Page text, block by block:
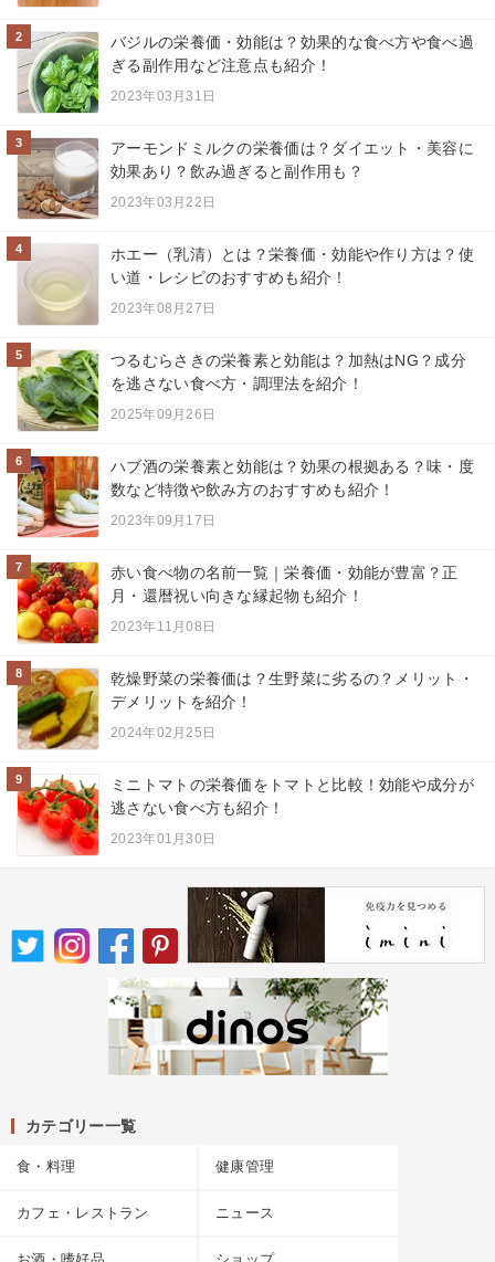
2
バジルの栄養価・効能は？効果的な食べ方や食べ過
ぎる副作用など注意点も紹介！
2023年03月31日
3
アーモンドミルクの栄養価は？ダイエット・美容に
効果あり？飲み過ぎると副作用も？
2023年03月22日
4
ホエー（乳清）とは？栄養価・効能や作り方は？使
い道・レシピのおすすめも紹介！
2023年08月27日
5
つるむらさきの栄養素と効能は？加熱はNG？成分
を逃さない食べ方・調理法を紹介！
2025年09月26日
6
ハブ酒の栄養素と効能は？効果の根拠ある？味・度
数など特徴や飲み方のおすすめも紹介！
2023年09月17日
7
赤い食べ物の名前一覧｜栄養価・効能が豊富？正
月・還暦祝い向きな縁起物も紹介！
2023年11月08日
8
乾燥野菜の栄養価は？生野菜に劣るの？メリット・
デメリットを紹介！
2024年02月25日
9
ミニトマトの栄養価をトマトと比較！効能や成分が
逃さない食べ方も紹介！
2023年01月30日
カテゴリー一覧
食・料理 健康管理
カフェ・レストラン ニュース